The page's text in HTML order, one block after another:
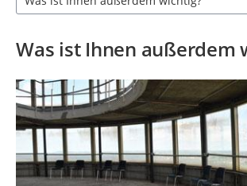
Was ist Ihnen außerdem